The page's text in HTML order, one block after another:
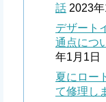
話 2023
デザート
通点につ
年1月1日
夏にロー
て修理し